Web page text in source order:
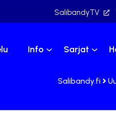
SalibandyTV
Info Sarjat
Salibandy.fi